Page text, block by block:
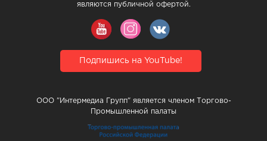
являются публичной офертой.
Подпишись на YouTube!
ООО "Интермедиа Групп" является членом Торгово-
Промышленной палаты